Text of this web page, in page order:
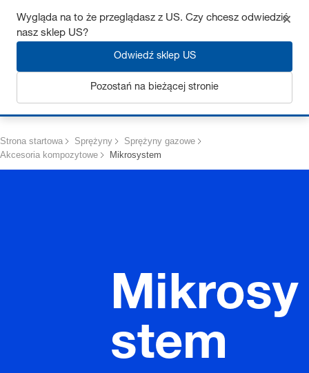
Uzyskaj do 7% zniżki – kliknij tutaj, aby dowiedzieć się więcej
Strona startowa Sprężyny
Sprężyny gazowe
Akcesoria kompozytowe
Mikrosystem
Mikrosy
stem
Wygląda na to że przeglądasz z US. Czy chcesz odwiedzić
nasz sklep US?
Odwiedź sklep US
Pozostań na bieżącej stronie